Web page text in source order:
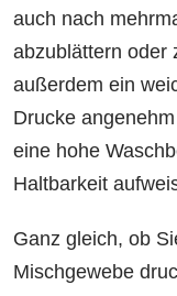
auch nach
abzublättern oder
außerdem ein
Drucke
eine hohe
Haltbarkeit
Ganz gleich, ob
Mischgewebe